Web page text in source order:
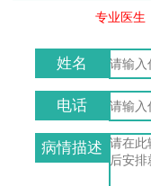
专业医生
姓名
电话
病情描述